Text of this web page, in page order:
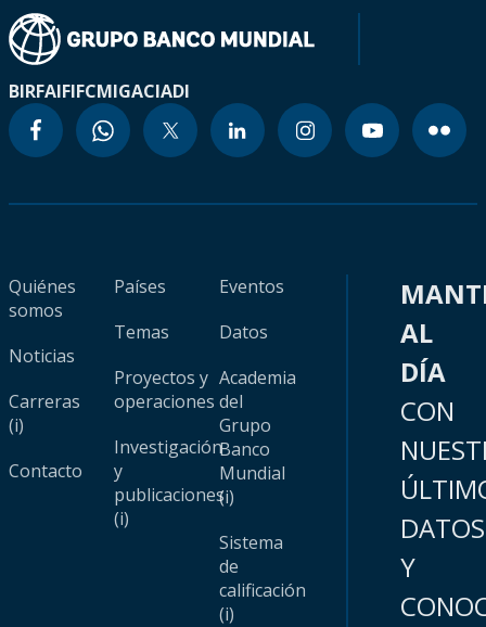
BIRFAIFIFCMIGACIADI
Quiénes
somos
Noticias
Carreras
(i)
Contacto
Países
Temas
Proyectos y
operaciones
Investigación
y
publicaciones
(i)
Eventos
Datos
Academia
del
Grupo
Banco
Mundial
(i)
Sistema
de
calificación
(i)
AL
DÍA
CON
DATOS
Y